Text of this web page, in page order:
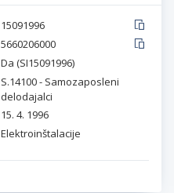
15091996
5660206000
Da (SI15091996)
S.14100 - Samozaposleni
delodajalci
15. 4. 1996
Elektroinštalacije